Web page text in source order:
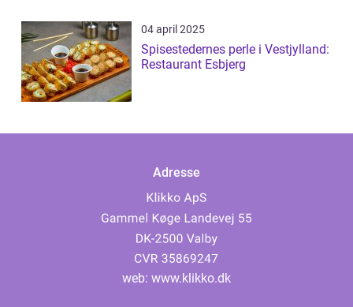
04 april 2025
Spisestedernes perle i Vestjylland:
Restaurant Esbjerg
Adresse
web: www.klikko.dk